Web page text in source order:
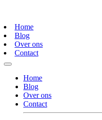
Home
Blog
Over ons
Contact
Home
Blog
Over ons
Contact